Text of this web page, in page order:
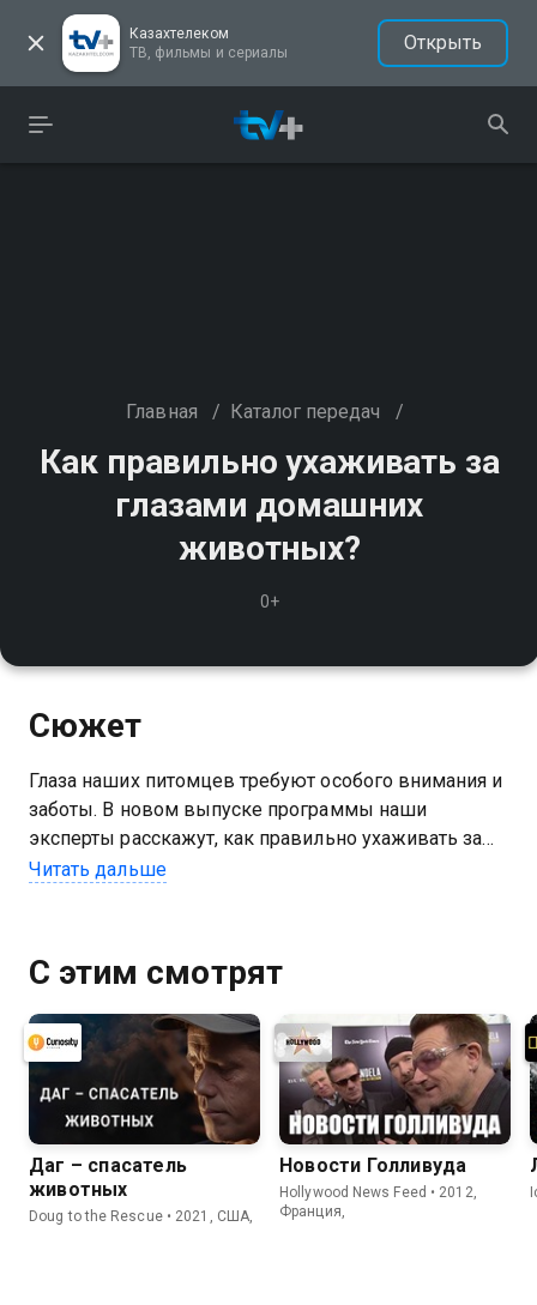
Казахтелеком
ТВ, фильмы и сериалы
Открыть
Главная / Каталог передач /
Как правильно ухаживать за
глазами домашних
животных?
0+
Сюжет
Глаза наших питомцев требуют особого внимания и
заботы. В новом выпуске программы наши
эксперты расскажут, как правильно ухаживать за
глазами ваших любимых животных, чтобы
Читать дальше
С этим смотрят
Даг – спасатель
животных
Doug to the Rescue • 2021, США,
Новости Голливуда
Hollywood News Feed • 2012,
Франция,